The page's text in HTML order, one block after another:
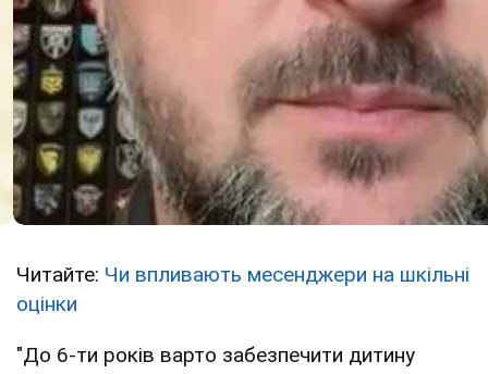
Читайте: Чи впливають месенджери на шкільні
оцінки
"До 6-ти років варто забезпечити дитину